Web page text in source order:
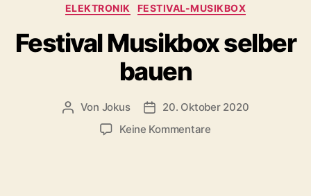
Kategorien
ELEKTRONIK FESTIVAL-MUSIKBOX
Festival Musikbox selber
bauen
Beitragsautor
Von Jokus Veröffentlichungsdatum
20. Oktober 2020
Keine Kommentarezu